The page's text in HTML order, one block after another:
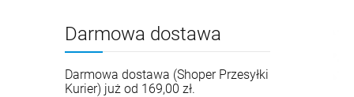
Darmowa dostawa
Darmowa dostawa (Shoper Przesyłki
Kurier) już od 169,00 zł.